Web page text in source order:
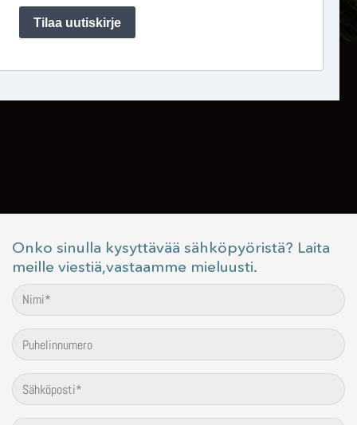
Onko sinulla kysyttävää sähköpyöristä? Laita
meille viestiä,vastaamme mieluusti.